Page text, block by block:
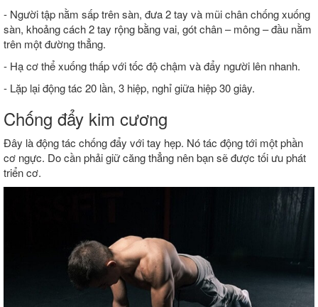
- Người tập nằm sấp trên sàn, đưa 2 tay và mũi chân chống xuống
sàn, khoảng cách 2 tay rộng bằng vai, gót chân – mông – đầu nằm
trên một đường thẳng.
- Hạ cơ thể xuống thấp với tốc độ chậm và đẩy người lên nhanh.
- Lặp lại động tác 20 lần, 3 hiệp, nghỉ giữa hiệp 30 giây.
Chống đẩy kim cương
Đây là động tác chống đẩy với tay hẹp. Nó tác động tới một phần
cơ ngực. Do cần phải giữ căng thẳng nên bạn sẽ được tối ưu phát
triển cơ.